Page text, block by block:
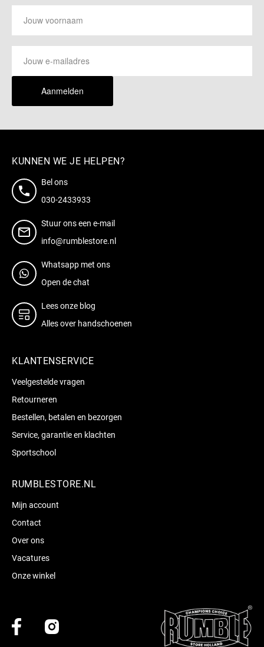
Aanmelden
KUNNEN WE JE HELPEN?
Bel ons
030-2433933
Stuur ons een e-mail
info@rumblestore.nl
Whatsapp met ons
Open de chat
Lees onze blog
Alles over handschoenen
KLANTENSERVICE
Veelgestelde vragen
Retourneren
Bestellen, betalen en bezorgen
Service, garantie en klachten
Sportschool
RUMBLESTORE.NL
Mijn account
Contact
Over ons
Vacatures
Onze winkel